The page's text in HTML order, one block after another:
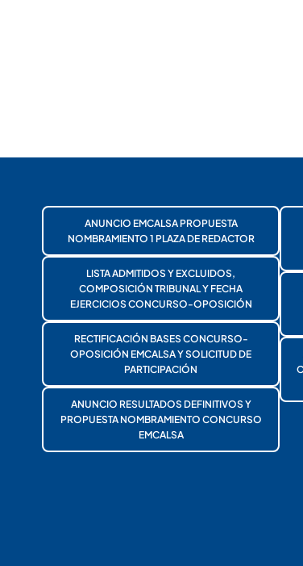
ANUNCIO EMCALSA PROPUESTA
NOMBRAMIENTO 1 PLAZA DE REDACTOR
LISTA ADMITIDOS Y EXCLUIDOS,
COMPOSICIÓN TRIBUNAL Y FECHA
EJERCICIOS CONCURSO-OPOSICIÓN
RECTIFICACIÓN BASES CONCURSO-
OPOSICIÓN EMCALSA Y SOLICITUD DE
PARTICIPACIÓN
ANUNCIO RESULTADOS DEFINITIVOS Y
PROPUESTA NOMBRAMIENTO CONCURSO
EMCALSA